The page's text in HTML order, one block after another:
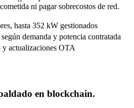
ni pagar sobrecostos de red.
hasta 352 kW gestionados
demanda y potencia contratada
actualizaciones OTA
en blockchain.